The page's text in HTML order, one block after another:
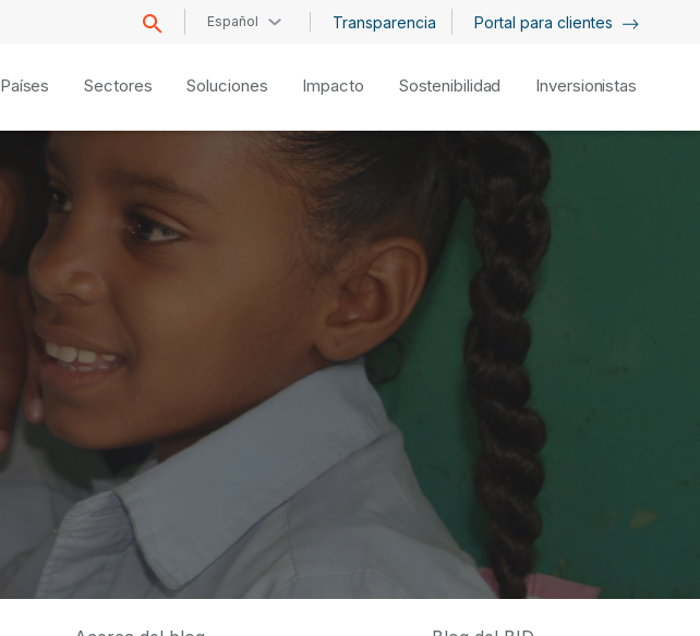
Español Transparencia Portal para clientes
Países Sectores Soluciones Impacto Sostenibilidad Inversionistas